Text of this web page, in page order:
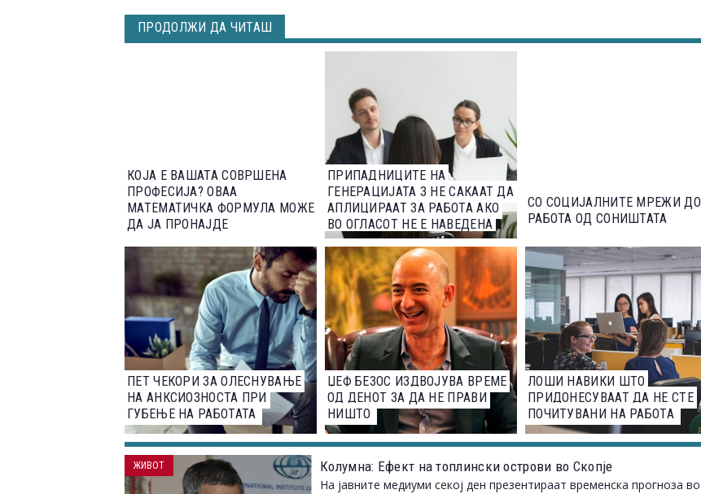
ПРОДОЛЖИ ДА ЧИТАШ
КОЈА Е ВАШАТА СОВРШЕНА
ПРОФЕСИЈА? ОВАА
МАТЕМАТИЧКА ФОРМУЛА МОЖЕ
ДА ЈА ПРОНАЈДЕ
ПРИПАДНИЦИТЕ НА
ГЕНЕРАЦИЈАТА З НЕ САКААТ ДА
АПЛИЦИРААТ ЗА РАБОТА АКО
ВО ОГЛАСОТ НЕ Е НАВЕДЕНА
ПЛАТАТА
СО СОЦИЈАЛНИТЕ МРЕЖИ ДО
РАБОТА ОД СОНИШТАТА
ПЕТ ЧЕКОРИ ЗА ОЛЕСНУВАЊЕ
НА АНКСИОЗНОСТА ПРИ
ГУБЕЊЕ НА РАБОТАТА
ЏЕФ БЕЗОС ИЗДВОЈУВА ВРЕМЕ
ОД ДЕНОТ ЗА ДА НЕ ПРАВИ
НИШТО
ЛОШИ НАВИКИ ШТО
ПРИДОНЕСУВААТ ДА НЕ СТЕ
ПОЧИТУВАНИ НА РАБОТА
Колумна: Ефект на топлински острови во Скопје
На јавните медиуми секој ден презентираат временска прогноза во
ЖИВОТ